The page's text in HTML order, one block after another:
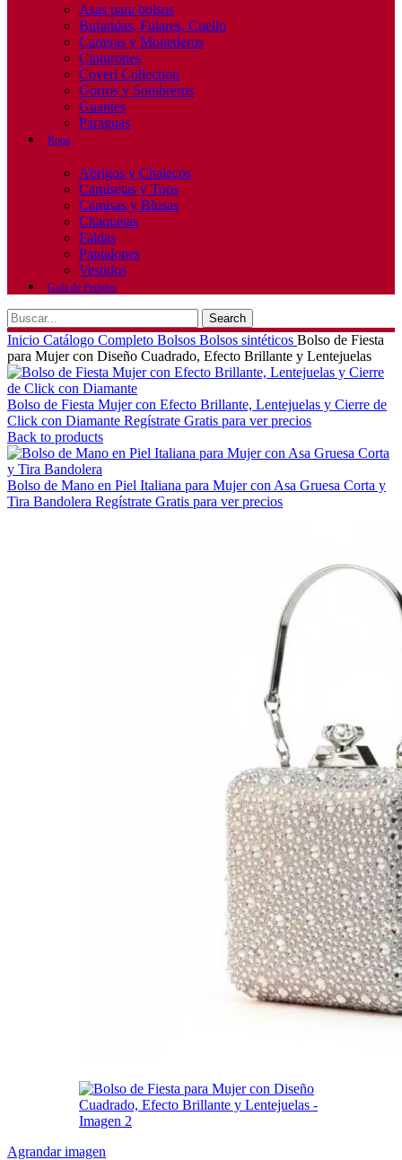
Asas para bolsos
Bufandas, Fulares, Cuello
Carteras y Monederos
Cinturones
Coveri Collection
Gorros y Sombreros
Guantes
Paraguas
Ropa
Abrigos y Chalecos
Camisetas y Tops
Camisas y Blusas
Chaquetas
Faldas
Pantalones
Vestidos
Guía de Pedidos
Search
Inicio Catálogo Completo Bolsos Bolsos sintéticos Bolso de Fiesta
para Mujer con Diseño Cuadrado, Efecto Brillante y Lentejuelas
Bolso de Fiesta Mujer con Efecto Brillante, Lentejuelas y Cierre de
Click con Diamante Regístrate Gratis para ver precios
Back to products
Bolso de Mano en Piel Italiana para Mujer con Asa Gruesa Corta y
Tira Bandolera Regístrate Gratis para ver precios
Agrandar imagen